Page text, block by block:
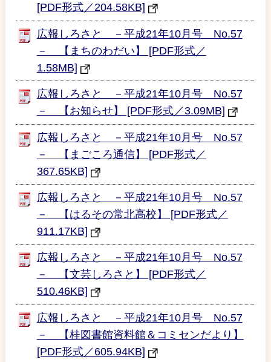
[PDF形式／204.58KB]
広報しろさと －平成21年10月号 No.57
－ 【まちのわだい】 [PDF形式／
1.58MB]
広報しろさと －平成21年10月号 No.57
－ 【お知らせ】 [PDF形式／3.09MB]
広報しろさと －平成21年10月号 No.57
－ 【まごころ通信】 [PDF形式／
367.65KB]
広報しろさと －平成21年10月号 No.57
－ 【はるその常北高校】 [PDF形式／
911.17KB]
広報しろさと －平成21年10月号 No.57
－ 【文芸しろさと】 [PDF形式／
510.46KB]
広報しろさと －平成21年10月号 No.57
－ 【桂図書館資料館＆コミセンだより】
[PDF形式／605.94KB]